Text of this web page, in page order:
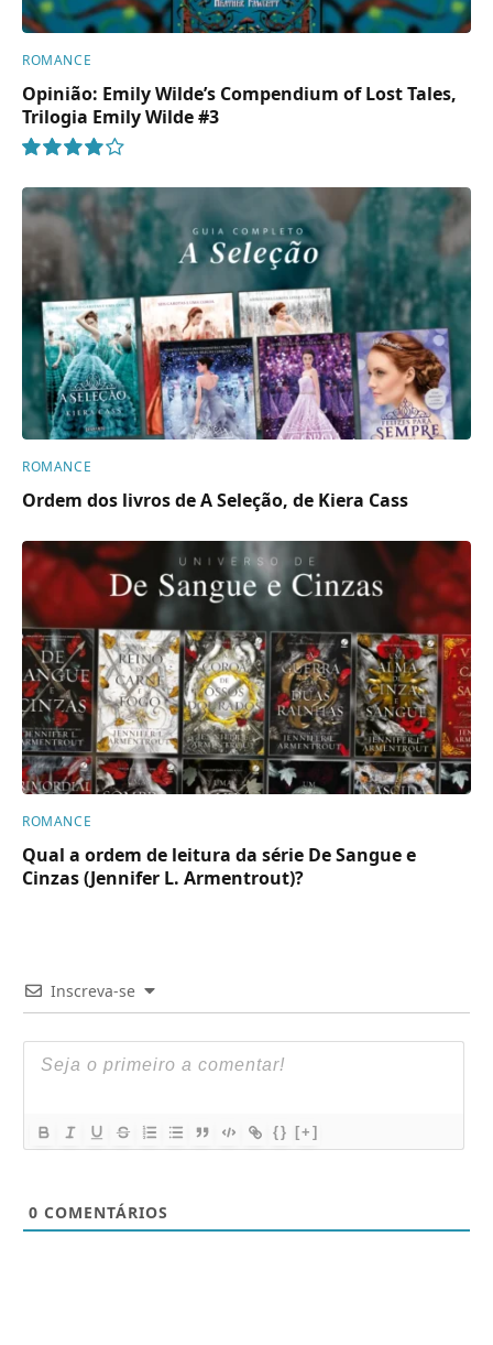
ROMANCE
Opinião: Emily Wilde’s Compendium of Lost Tales,
Trilogia Emily Wilde #3
8
ROMANCE
Ordem dos livros de A Seleção, de Kiera Cass
ROMANCE
Qual a ordem de leitura da série De Sangue e
Cinzas (Jennifer L. Armentrout)?
Inscreva-se
{} [+]
0 COMENTÁRIOS